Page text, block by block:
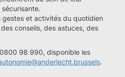
et activités du quotidien
conseils, des astuces, des
98 990, disponible les
.